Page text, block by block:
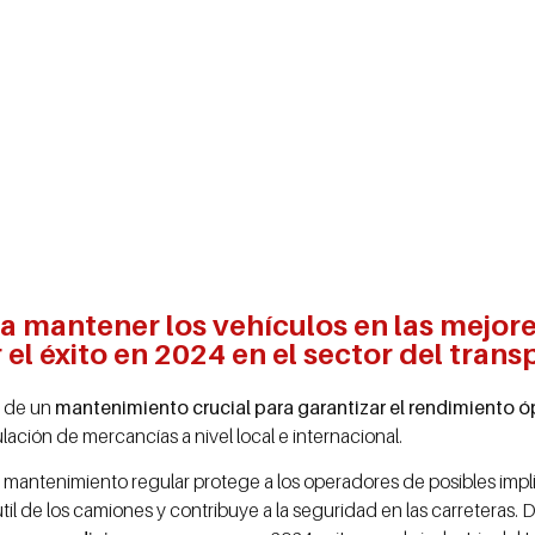
mantener los vehículos en las
éxito en 2024 en el sector del
un mantenimiento crucial para garantizar el rendimiento
de mercancías a nivel local e internacional.
mantenimiento regular protege a los operadores de posibles
de los camiones y contribuye a la seguridad en las carreteras.